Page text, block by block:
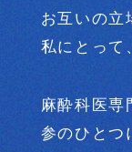
お互いの立
私にとって
麻酔科医専
参のひとつ